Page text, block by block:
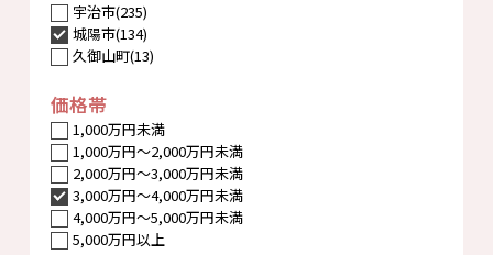
宇治市(235)
城陽市(134)
久御山町(13)
価格帯
1,000万円未満
1,000万円〜2,000万円未満
2,000万円〜3,000万円未満
3,000万円〜4,000万円未満
4,000万円〜5,000万円未満
5,000万円以上